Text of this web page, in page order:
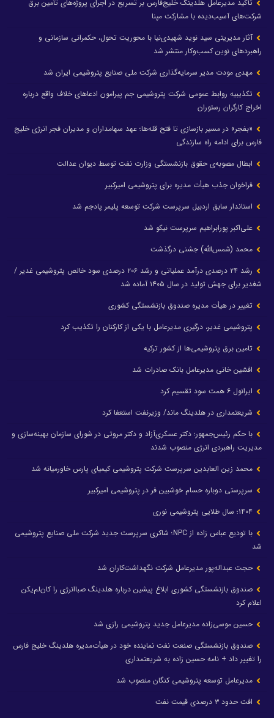
تأکید مدیرعامل هلدینگ خلیج‌فارس بر تسریع در اجرای پروژه‌های تأمین برق
شرکت‌های آسیب‌دیده با مشارکت مپنا
آثار مدیریتی سید نوید شهیدی‌نیا با محوریت تحول، حکمرانی سازمانی و
راهبردهای نوین کسب‌وکار منتشر شد
مهدی مودت مدیر سرمایه‌گذاری شرکت ملی صنایع پتروشیمی ایران شد
تکذیبیه روابط عمومی شرکت پتروشیمی جم پیرامون ادعاهای خلاف واقع درباره
اخراج کارگران رستوران
«بفجر» در مسیر بازسازی تا فتح قله‌ها؛ عهد سهامداران و مدیران فجر انرژی خلیج
فارس برای ادامه راه سازندگی
ابطال مصوبه‌ی حقوق بازنشستگی وزارت نفت توسط دیوان عدالت
فراخوان جذب هیأت مدیره برای پتروشیمی امیرکبیر
استاندار سابق اردبیل سرپرست شرکت توسعه پلیمر پادجم شد
علی‌اکبر پورابراهیم سرپرست نیکو شد
محمد (شمس‌الله) جشنی درگذشت
رشد ۲۴ درصدی درآمد عملیاتی و رشد ۲۰۶ درصدی سود خالص پتروشیمی غدیر /
شغدیر برای جهش تولید در سال ۱۴۰۵ آماده شد
تغییر در هیأت مدیره صندوق بازنشستگی کشوری
پتروشیمی غدیر، درگیری مدیرعامل با یکی از کارکنان را تکذیب کرد
تامین برق پتروشیمی‌ها از کشور ترکیه
افشین خانی مدیرعامل بانک صادرات شد
ایرانول ۶ همت سود تقسیم کرد
شریعتمداری در هلدینگ ماند/ وزیرنفت استعفا کرد
با حکم رئیس‌جمهور؛ دکتر عسکری‌آزاد و دکتر مروتی در شورای سازمان بهینه‌سازی و
مدیریت راهبردی انرژی منصوب شدند
محمد زین العابدین سرپرست شرکت پتروشیمی کیمیای پارس خاورمیانه شد
سرپرستی دوباره حسام خوشبین فر در پتروشیمی امیرکبیر
با تودیع عباس زاده از NPC؛ شاکری سرپرست جدید شرکت ملی صنایع پتروشیمی
شد
حجت عبداله‌پور مدیرعامل شرکت نگهداشت‌کاران شد
صندوق بازنشستگی کشوری ابلاغ پیشین درباره هلدینگ صباانرژی را کان‌لم‌یکن
اعلام کرد
حسین موسی‌زاده مدیرعامل جدید پتروشیمی رازی شد
صندوق بازنشستگی صنعت نفت نماینده خود در هیأت‌مدیره هلدینگ خلیج فارس
را تغییر داد + نامه حسین زاده به شریعتمداری
مدیرعامل توسعه پتروشیمی کنگان منصوب شد
افت حدود ۳ درصدی قیمت نفت